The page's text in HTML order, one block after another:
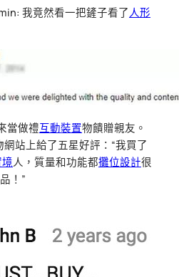
我竟然看一把鏟子看了人形
當做禮互動裝置物饋贈親友。
站上給了五星好評：“我買了
人，質量和功能都攤位設計很
！”